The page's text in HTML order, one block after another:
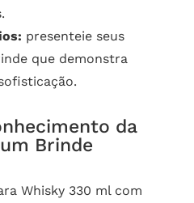
presenteie seus
que demonstra
da
Brinde
Whisky 330 ml com